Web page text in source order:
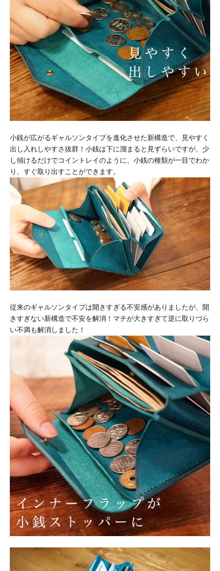
小銭が広がるギャルソンタイプを進化させた新構造で、見やすく
出し入れしやすさ抜群！小銭は下に溜まると見ずらいですが、少
し傾けるだけでコイントレイのように、小銭の種類が一目でわか
り、すぐ取り出すことができます。
従来のギャルソンタイプは開きすぎる不安感がありましたが、開
きすぎない新構造で不安を解消！マチが大きすぎて逆に取りづら
い不満も解消しました！